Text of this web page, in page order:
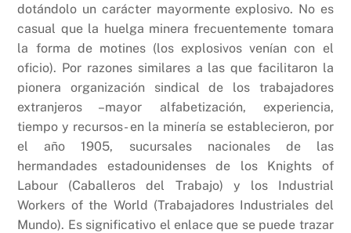
dotándolo un carácter mayormente explosivo. No es
casual que la huelga minera frecuentemente tomara
la forma de motines (los explosivos venían con el
oficio). Por razones similares a las que facilitaron la
pionera organización sindical de los trabajadores
extranjeros –mayor alfabetización, experiencia,
tiempo y recursos- en la minería se establecieron, por
el año 1905, sucursales nacionales de las
hermandades estadounidenses de los Knights of
Labour (Caballeros del Trabajo) y los Industrial
Workers of the World (Trabajadores Industriales del
Mundo). Es significativo el enlace que se puede trazar